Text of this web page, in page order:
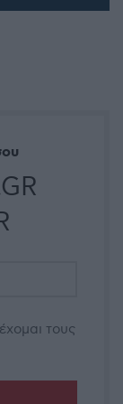
τους